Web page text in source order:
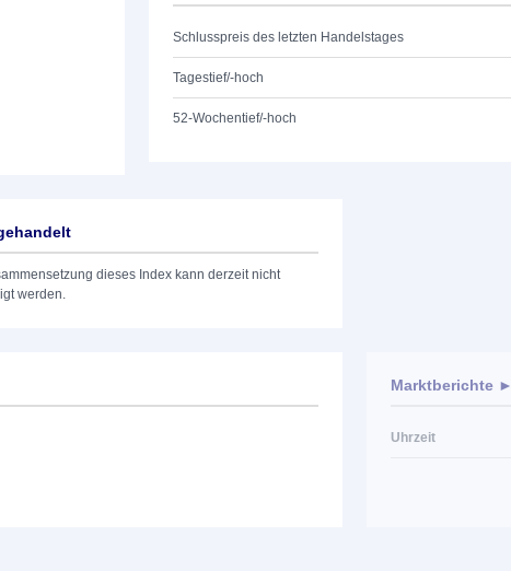
Schlusspreis des letzten Handelstages
Tagestief/-hoch
52-Wochentief/-hoch
dieses Index kann derzeit nicht
werden.
Marktberichte ►
Uhrzeit